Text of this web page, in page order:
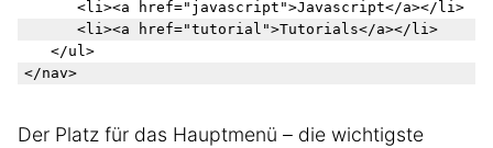
Der Platz für das Hauptmenü – die wichtigste